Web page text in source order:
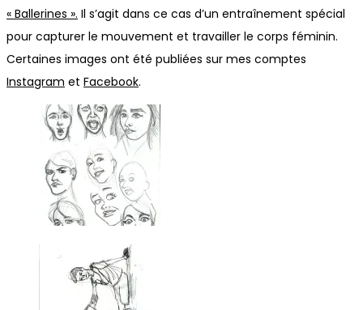
« Ballerines ». Il s’agit dans ce cas d’un entraînement spécial
pour capturer le mouvement et travailler le corps féminin.
Certaines images ont été publiées sur mes comptes
Instagram et Facebook.